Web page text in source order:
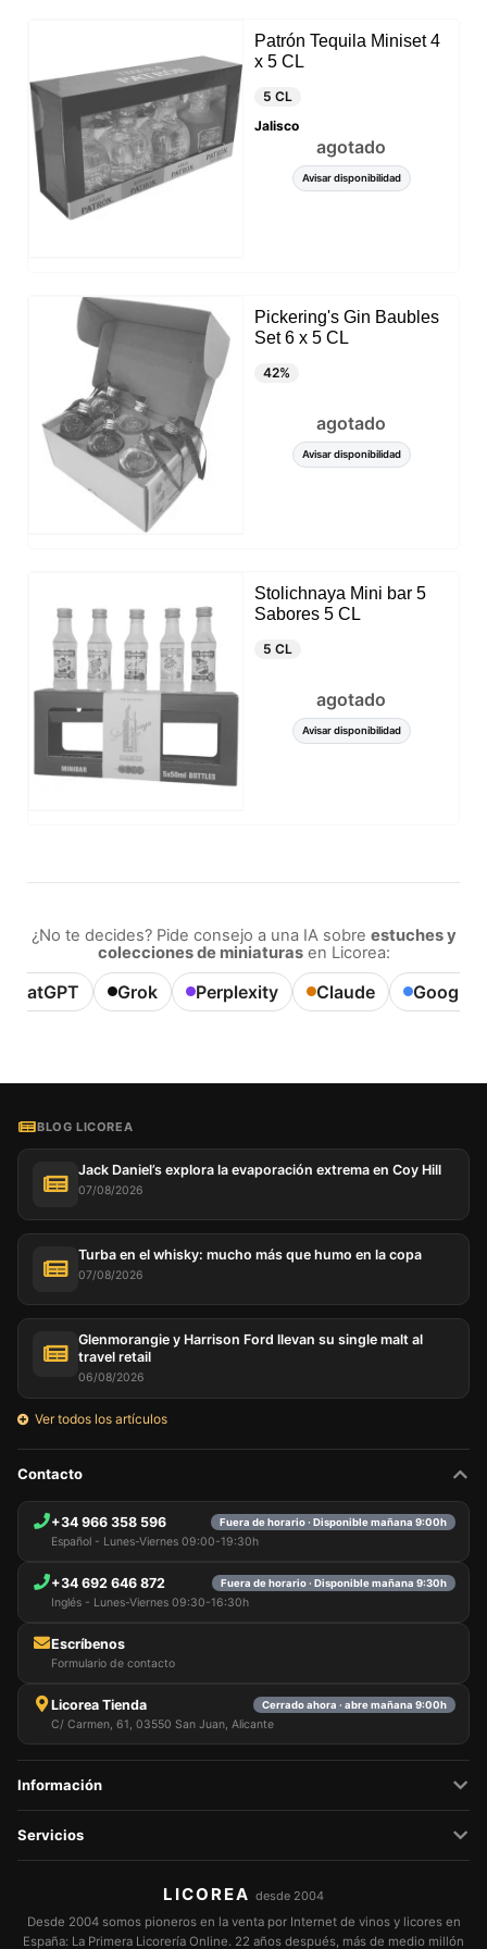
Patrón Tequila Miniset 4
x 5 CL
5 CL
Jalisco
agotado
Avisar disponibilidad
Pickering's Gin Baubles
Set 6 x 5 CL
42%
agotado
Avisar disponibilidad
Stolichnaya Mini bar 5
Sabores 5 CL
5 CL
agotado
Avisar disponibilidad
¿No te decides? Pide consejo a una IA sobre estuches y
colecciones de miniaturasen Licorea:
ChatGPT Grok Perplexity Claude Google
BLOG LICOREA
Jack Daniel’s explora la evaporación extrema en Coy Hill
07/08/2026
Turba en el whisky: mucho más que humo en la copa
07/08/2026
Glenmorangie y Harrison Ford llevan su single malt al
travel retail
06/08/2026
Ver todos los artículos
Contacto
+34 966 358 596 Fuera de horario · Disponible mañana 9:00h
Español - Lunes-Viernes 09:00-19:30h
+34 692 646 872 Fuera de horario · Disponible mañana 9:30h
Inglés - Lunes-Viernes 09:30-16:30h
Escríbenos
Formulario de contacto
Licorea Tienda Cerrado ahora · abre mañana 9:00h
C/ Carmen, 61, 03550 San Juan, Alicante
Información
Servicios
LICOREA desde 2004
Desde 2004 somos pioneros en la venta por Internet de vinos y licores en
España: La Primera Licorería Online. 22 años después, más de medio millón